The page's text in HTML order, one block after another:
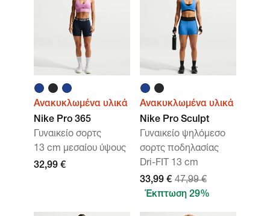
Ανακυκλωμένα υλικά
Nike Pro 365
Γυναικείο σορτς
13 cm μεσαίου ύψους
32,99 €
Ανακυκλωμένα υλικά
Nike Pro Sculpt
Γυναικείο ψηλόμεσο
σορτς ποδηλασίας
Dri-FIT 13 cm
33,99 € 47,99 €
Έκπτωση 29%